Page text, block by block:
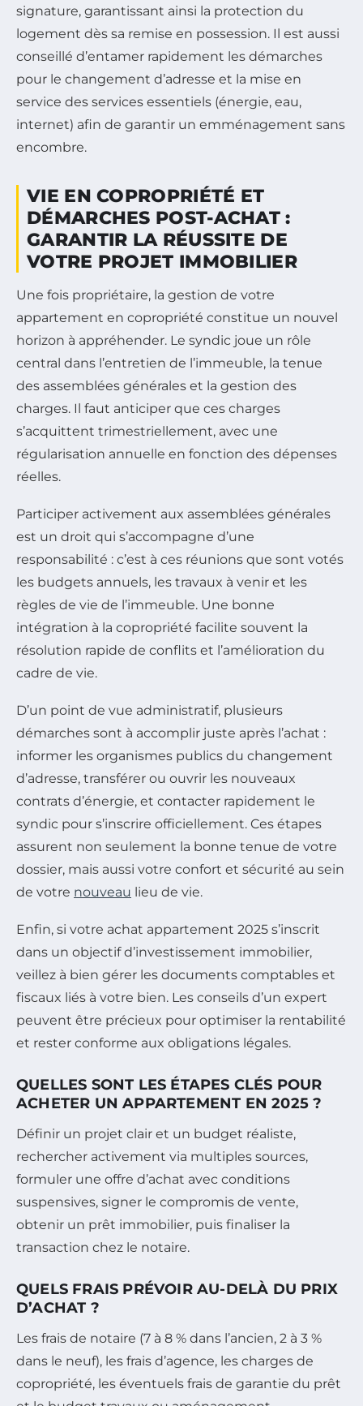
signature, garantissant ainsi la protection du
logement dès sa remise en possession. Il est aussi
conseillé d’entamer rapidement les démarches
pour le changement d’adresse et la mise en
service des services essentiels (énergie, eau,
internet) afin de garantir un emménagement sans
encombre.
VIE EN COPROPRIÉTÉ ET
DÉMARCHES POST-ACHAT :
GARANTIR LA RÉUSSITE DE
VOTRE PROJET IMMOBILIER
Une fois propriétaire, la gestion de votre
appartement en copropriété constitue un nouvel
horizon à appréhender. Le syndic joue un rôle
central dans l’entretien de l’immeuble, la tenue
des assemblées générales et la gestion des
charges. Il faut anticiper que ces charges
s’acquittent trimestriellement, avec une
régularisation annuelle en fonction des dépenses
réelles.
Participer activement aux assemblées générales
est un droit qui s’accompagne d’une
responsabilité : c’est à ces réunions que sont votés
les budgets annuels, les travaux à venir et les
règles de vie de l’immeuble. Une bonne
intégration à la copropriété facilite souvent la
résolution rapide de conflits et l’amélioration du
cadre de vie.
D’un point de vue administratif, plusieurs
démarches sont à accomplir juste après l’achat :
informer les organismes publics du changement
d’adresse, transférer ou ouvrir les nouveaux
contrats d’énergie, et contacter rapidement le
syndic pour s’inscrire officiellement. Ces étapes
assurent non seulement la bonne tenue de votre
dossier, mais aussi votre confort et sécurité au sein
de votre nouveau lieu de vie.
Enfin, si votre achat appartement 2025 s’inscrit
dans un objectif d’investissement immobilier,
veillez à bien gérer les documents comptables et
fiscaux liés à votre bien. Les conseils d’un expert
peuvent être précieux pour optimiser la rentabilité
et rester conforme aux obligations légales.
QUELLES SONT LES ÉTAPES CLÉS POUR
ACHETER UN APPARTEMENT EN 2025 ?
Définir un projet clair et un budget réaliste,
rechercher activement via multiples sources,
formuler une offre d’achat avec conditions
suspensives, signer le compromis de vente,
obtenir un prêt immobilier, puis finaliser la
transaction chez le notaire.
QUELS FRAIS PRÉVOIR AU-DELÀ DU PRIX
D’ACHAT ?
Les frais de notaire (7 à 8 % dans l’ancien, 2 à 3 %
dans le neuf), les frais d’agence, les charges de
copropriété, les éventuels frais de garantie du prêt